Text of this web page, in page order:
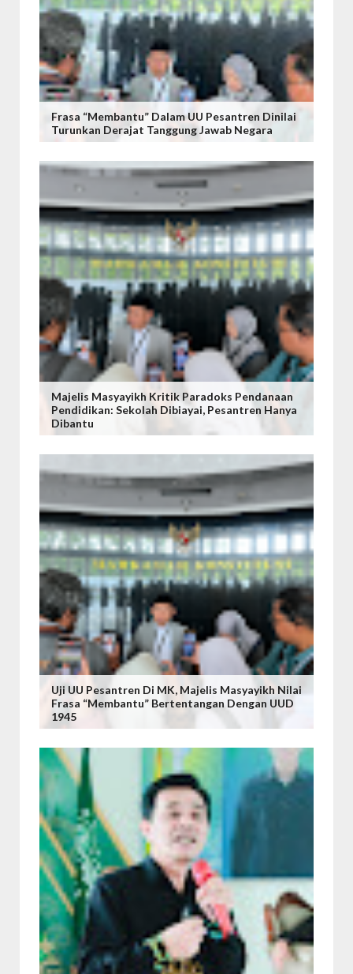
Frasa “Membantu” Dalam UU Pesantren Dinilai
Turunkan Derajat Tanggung Jawab Negara
Majelis Masyayikh Kritik Paradoks Pendanaan
Pendidikan: Sekolah Dibiayai, Pesantren Hanya
Dibantu
Uji UU Pesantren Di MK, Majelis Masyayikh Nilai
Frasa “Membantu” Bertentangan Dengan UUD
1945